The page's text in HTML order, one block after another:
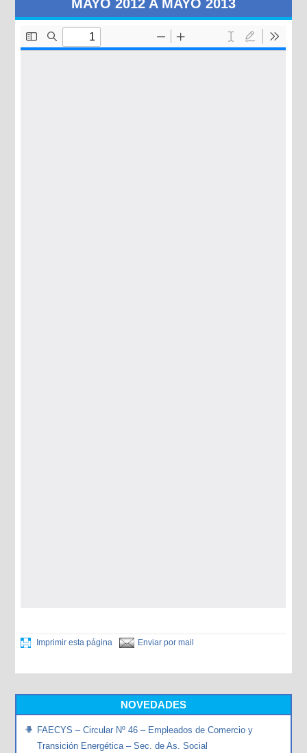
MAYO 2012 A MAYO 2013
Imprimir esta página Enviar por mail
NOVEDADES
FAECYS – Circular Nº 46 – Empleados de Comercio y
Transición Energética – Sec. de As. Social